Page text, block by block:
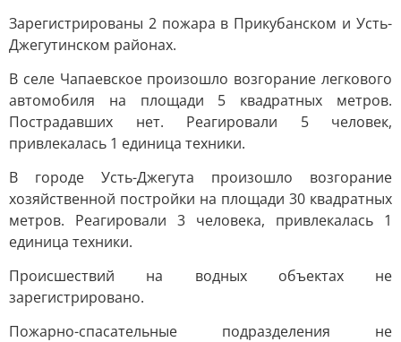
Зарегистрированы 2 пожара в Прикубанском и Усть-
Джегутинском районах.
В селе Чапаевское произошло возгорание легкового
автомобиля на площади 5 квадратных метров.
Пострадавших нет. Реагировали 5 человек,
привлекалась 1 единица техники.
В городе Усть-Джегута произошло возгорание
хозяйственной постройки на площади 30 квадратных
метров. Реагировали 3 человека, привлекалась 1
единица техники.
Происшествий на водных объектах не
зарегистрировано.
Пожарно-спасательные подразделения не